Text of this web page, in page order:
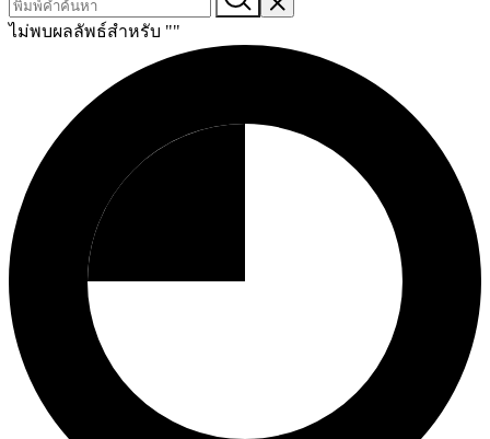
ไม่พบผลลัพธ์สำหรับ ""